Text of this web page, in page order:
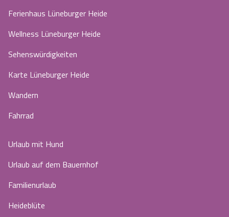
Ferienhaus Lüneburger Heide
Wellness Lüneburger Heide
Sehenswürdigkeiten
Karte Lüneburger Heide
Wandern
Fahrrad
Urlaub mit Hund
Urlaub auf dem Bauernhof
Familienurlaub
Heideblüte